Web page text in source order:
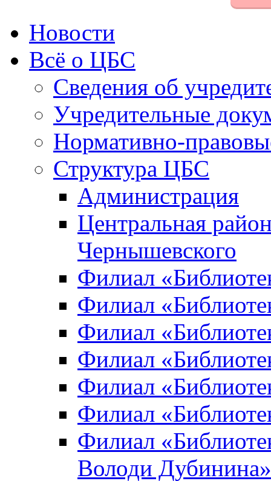
Новости
Всё о ЦБС
Сведения об
Учредительные
Нормативно-
Структура ЦБС
Администрация
Центральная
Чернышевского
Филиал
Филиал
Филиал
Филиал
Филиал
Филиал
Филиал
Володи Дубинина»